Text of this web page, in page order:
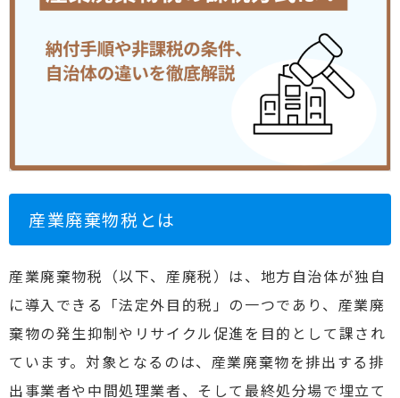
産業廃棄物税とは
産業廃棄物税（以下、産廃税）は、地方自治体が独自
に導入できる「法定外目的税」の一つであり、産業廃
棄物の発生抑制やリサイクル促進を目的として課され
ています。対象となるのは、産業廃棄物を排出する排
出事業者や中間処理業者、そして最終処分場で埋立て